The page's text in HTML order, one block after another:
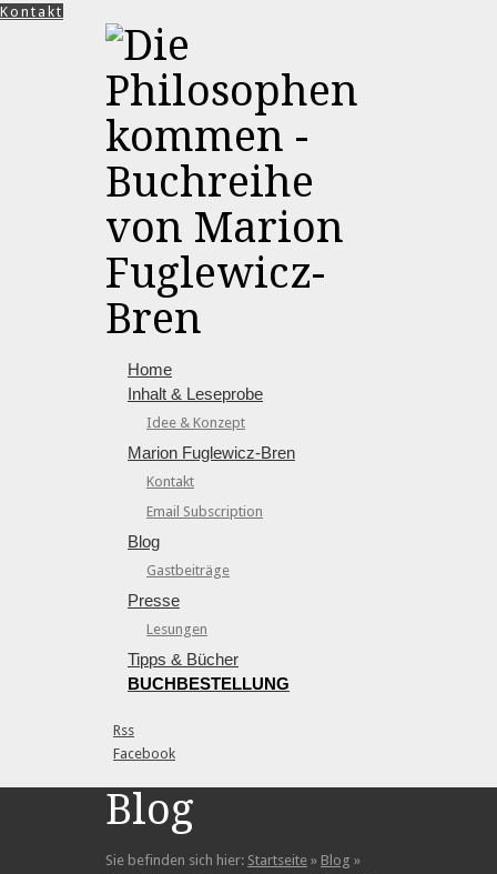
Kontakt
Home
Inhalt & Leseprobe
Idee & Konzept
Marion Fuglewicz-Bren
Kontakt
Email Subscription
Blog
Gastbeiträge
Presse
Lesungen
Tipps & Bücher
BUCHBESTELLUNG
Rss
Facebook
Blog
Sie befinden sich hier: Startseite » Blog »